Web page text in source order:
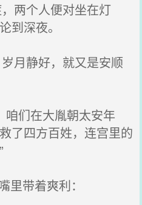
两个人便对坐在灯
到深夜。
月静好，就又是安顺
们在大胤朝太安年
了四方百姓，连宫里的
里带着爽利：